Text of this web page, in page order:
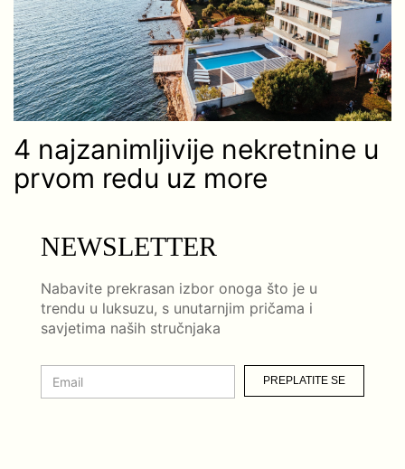
4 najzanimljivije nekretnine u
prvom redu uz more
NEWSLETTER
Nabavite prekrasan izbor onoga što je u
trendu u luksuzu, s unutarnjim pričama i
savjetima naših stručnjaka
PREPLATITE SE